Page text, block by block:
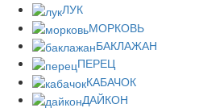
ЛУК
МОРКОВЬ
БАКЛАЖАН
ПЕРЕЦ
КАБАЧОК
ДАЙКОН